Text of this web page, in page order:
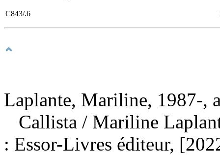
C843/.6
Laplante, Mariline, 1987-,
Callista / Mariline
: Essor-Livres éditeur,